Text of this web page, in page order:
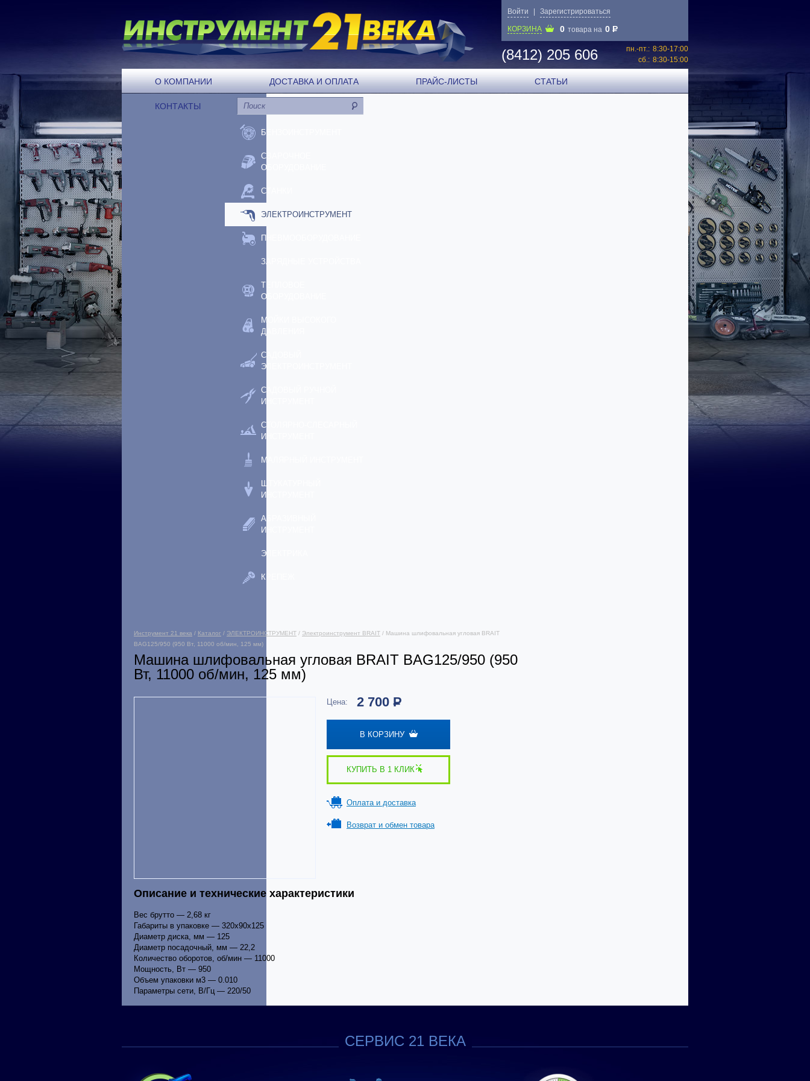
Войти Зарегистрироваться
КОРЗИНА 0 товара на 0 P
(8412) 205 606 пн.-пт.: 8:30-17:00
сб.: 8:30-15:00
О КОМПАНИИ ДОСТАВКА И ОПЛАТА ПРАЙС-ЛИСТЫ СТАТЬИ
КОНТАКТЫ
БЕНЗОИНСТРУМЕНТ
СВАРОЧНОЕ
ОБОРУДОВАНИЕ
СТАНКИ
ЭЛЕКТРОИНСТРУМЕНТ
ПНЕВМООБОРУДОВАНИЕ
ЗАРЯДНЫЕ УСТРОЙСТВА
ТЕПЛОВОЕ
ОБОРУДОВАНИЕ
МОЙКИ ВЫСОКОГО
ДАВЛЕНИЯ
САДОВЫЙ
ЭЛЕКТРОИНСТРУМЕНТ
САДОВЫЙ РУЧНОЙ
ИНСТРУМЕНТ
СТОЛЯРНО-СЛЕСАРНЫЙ
ИНСТРУМЕНТ
МАЛЯРНЫЙ ИНСТРУМЕНТ
ШТУКАТУРНЫЙ
ИНСТРУМЕНТ
АБРАЗИВНЫЙ
ИНСТРУМЕНТ
ЭЛЕКТРИКА
КРЕПЕЖ
Инструмент 21 века / Каталог / ЭЛЕКТРОИНСТРУМЕНТ / Электроинструмент BRAIT / Машина шлифовальная угловая BRAIT
BAG125/950 (950 Вт, 11000 об/мин, 125 мм)
Машина шлифовальная угловая BRAIT BAG125/950 (950
Вт, 11000 об/мин, 125 мм)
Цена: 2 700 Р
В КОРЗИНУ
КУПИТЬ В 1 КЛИК
Оплата и доставка
Возврат и обмен товара
Описание и технические характеристики
Вес брутто — 2,68 кг
Габариты в упаковке — 320х90х125
Диаметр диска, мм — 125
Диаметр посадочный, мм — 22,2
Количество оборотов, об/мин — 11000
Мощность, Вт — 950
Объем упаковки м3 — 0.010
Параметры сети, В/Гц — 220/50
СЕРВИС 21 ВЕКА